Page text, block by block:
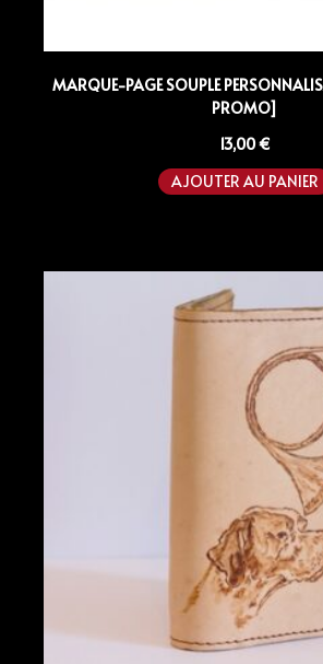
MARQUE-PAGE SOUPLE
PROMO]
13,00€
AJOUTER AU PANIER